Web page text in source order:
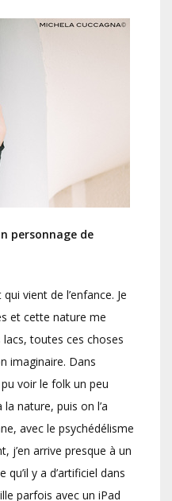
personnage de
vient de l’enfance. Je
et cette nature me
toutes ces choses
imaginaire. Dans
voir le folk un peu
nature, puis on l’a
avec le psychédélisme
j’en arrive presque à un
y a d’artificiel dans
parfois avec un iPad